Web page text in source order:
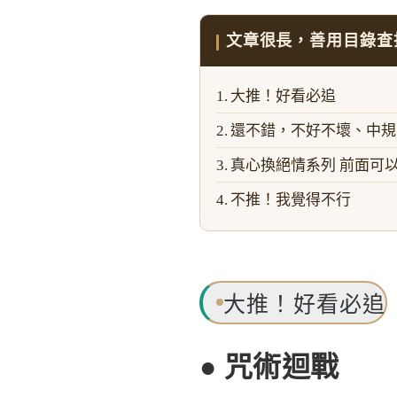
文章很長，善用目錄查
大推！好看必追
還不錯，不好不壞、中
真心換絕情系列 前面可
不推！我覺得不行
大推！好看必追
● 咒術迴戰